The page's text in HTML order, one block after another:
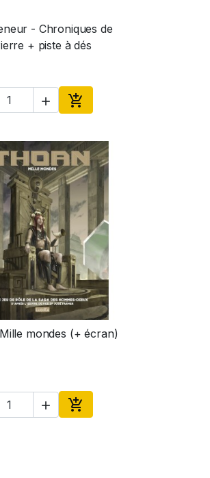
Aperçu rapide
- Chroniques de
+ piste à dés
 
Ajouter au panier
 Aperçu rapide
mondes (+ écran)
 
Ajouter au panier